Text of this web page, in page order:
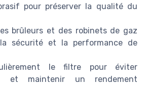
pour préserver la qualité du
brûleurs et des robinets de gaz
sécurité et la performance de
le filtre pour éviter
et maintenir un rendement